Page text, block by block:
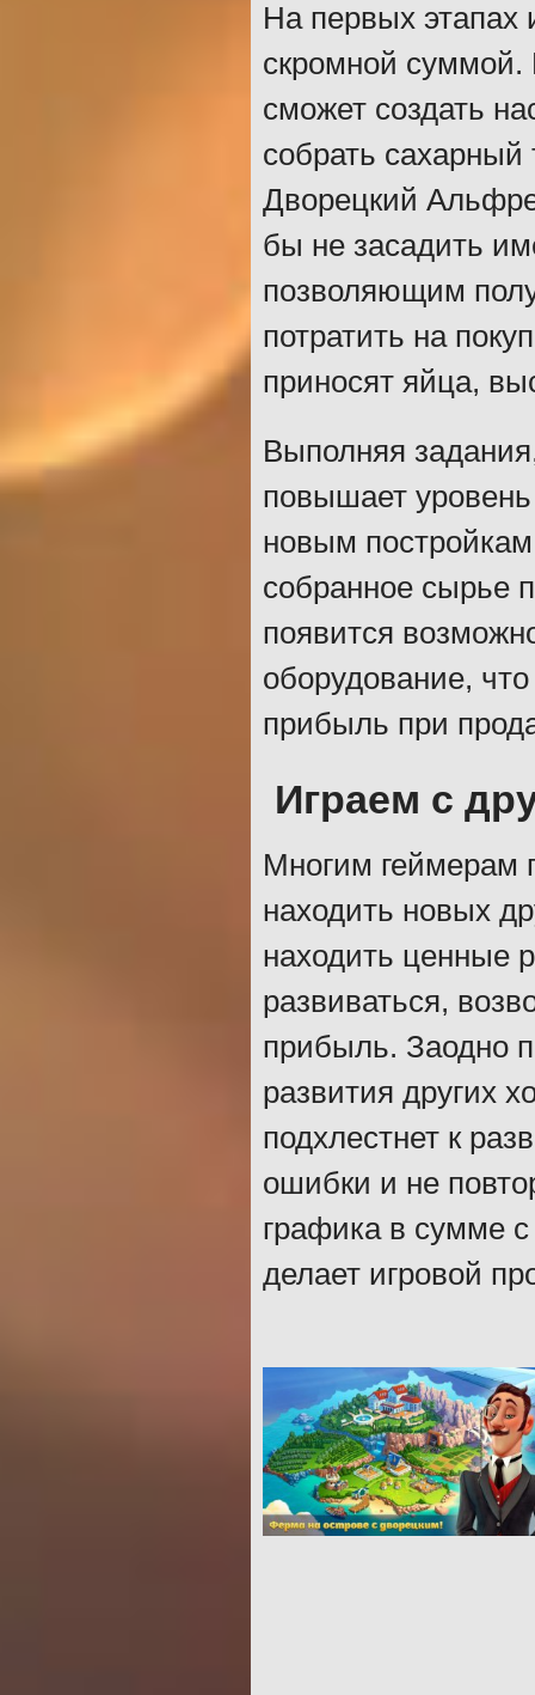
На первых этапах
скромной
сможет создать
собрать сахарный
Дворецкий
бы не засадить
позволяющим
потратить на
приносят яйца,
Выполняя
повышает уровень
новым
собранное сырье
появится
оборудование,
прибыль при
Играем с
Многим геймерам
находить новых
находить ценные
развиваться,
прибыль. Заодно
развития других
подхлестнет к
ошибки и не
графика в сумме
делает игровой